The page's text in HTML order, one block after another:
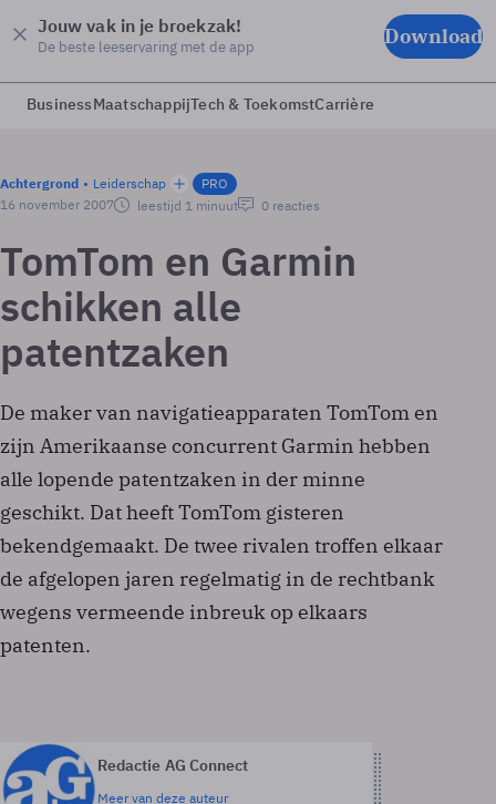
Jouw vak in je broekzak!
De beste leeservaring met de app Download
BusinessMaatschappijTech & ToekomstCarrière
Achtergrond Leiderschap
PRO
16 november 2007
leestijd 1 minuut 0 reacties
TomTom en Garmin
schikken alle
patentzaken
De maker van navigatieapparaten TomTom en
zijn Amerikaanse concurrent Garmin hebben
alle lopende patentzaken in der minne
geschikt. Dat heeft TomTom gisteren
bekendgemaakt. De twee rivalen troffen elkaar
de afgelopen jaren regelmatig in de rechtbank
wegens vermeende inbreuk op elkaars
patenten.
Redactie AG Connect
Meer van deze auteur